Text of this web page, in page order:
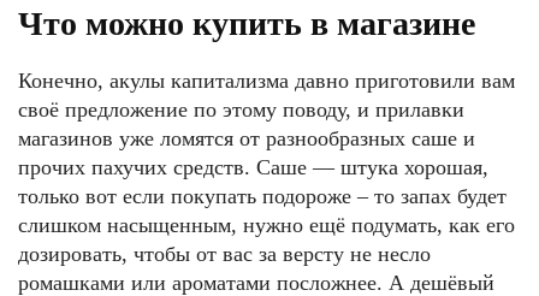
Что можно купить в магазине
Конечно, акулы капитализма давно приготовили вам
своё предложение по этому поводу, и прилавки
магазинов уже ломятся от разнообразных саше и
прочих пахучих средств. Саше — штука хорошая,
только вот если покупать подороже – то запах будет
слишком насыщенным, нужно ещё подумать, как его
дозировать, чтобы от вас за версту не несло
ромашками или ароматами посложнее. А дешёвый